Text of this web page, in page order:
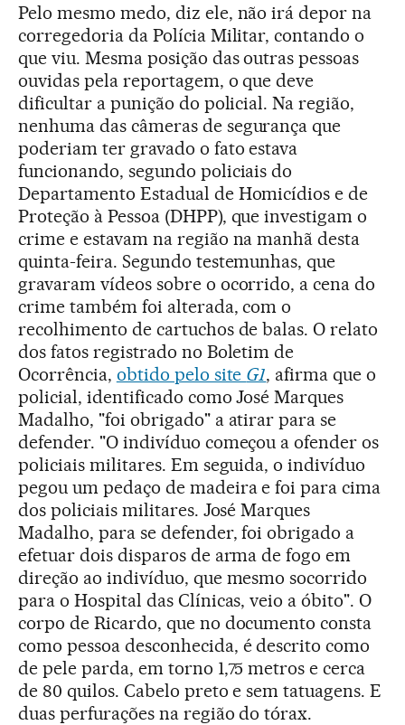
Pelo mesmo medo, diz ele, não irá depor na
corregedoria da Polícia Militar, contando o
que viu. Mesma posição das outras pessoas
ouvidas pela reportagem, o que deve
dificultar a punição do policial. Na região,
nenhuma das câmeras de segurança que
poderiam ter gravado o fato estava
funcionando, segundo policiais do
Departamento Estadual de Homicídios e de
Proteção à Pessoa (DHPP), que investigam o
crime e estavam na região na manhã desta
quinta-feira. Segundo testemunhas, que
gravaram vídeos sobre o ocorrido, a cena do
crime também foi alterada, com o
recolhimento de cartuchos de balas. O relato
dos fatos registrado no Boletim de
Ocorrência, obtido pelo site G1, afirma que o
policial, identificado como José Marques
Madalho, "foi obrigado" a atirar para se
defender. "O indivíduo começou a ofender os
policiais militares. Em seguida, o indivíduo
pegou um pedaço de madeira e foi para cima
dos policiais militares. José Marques
Madalho, para se defender, foi obrigado a
efetuar dois disparos de arma de fogo em
direção ao indivíduo, que mesmo socorrido
para o Hospital das Clínicas, veio a óbito". O
corpo de Ricardo, que no documento consta
como pessoa desconhecida, é descrito como
de pele parda, em torno 1,75 metros e cerca
de 80 quilos. Cabelo preto e sem tatuagens. E
duas perfurações na região do tórax.